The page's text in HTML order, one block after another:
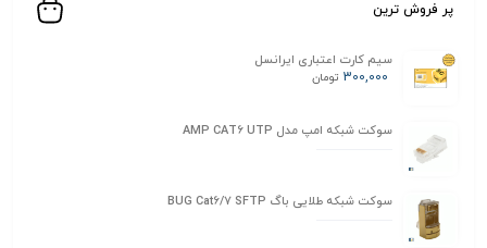
پر فروش ترین
سیم کارت اعتباری ایرانسل
300,000 تومان
سوکت شبکه امپ مدل AMP CAT6 UTP
سوکت شبکه طلایی باگ BUG Cat6/7 SFTP